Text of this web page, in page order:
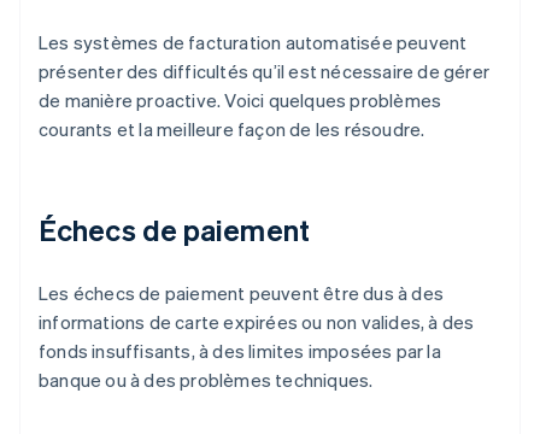
Les systèmes de facturation automatisée peuvent
présenter des difficultés qu’il est nécessaire de gérer
de manière proactive. Voici quelques problèmes
courants et la meilleure façon de les résoudre.
Échecs de paiement
Les échecs de paiement peuvent être dus à des
informations de carte expirées ou non valides, à des
fonds insuffisants, à des limites imposées par la
banque ou à des problèmes techniques.